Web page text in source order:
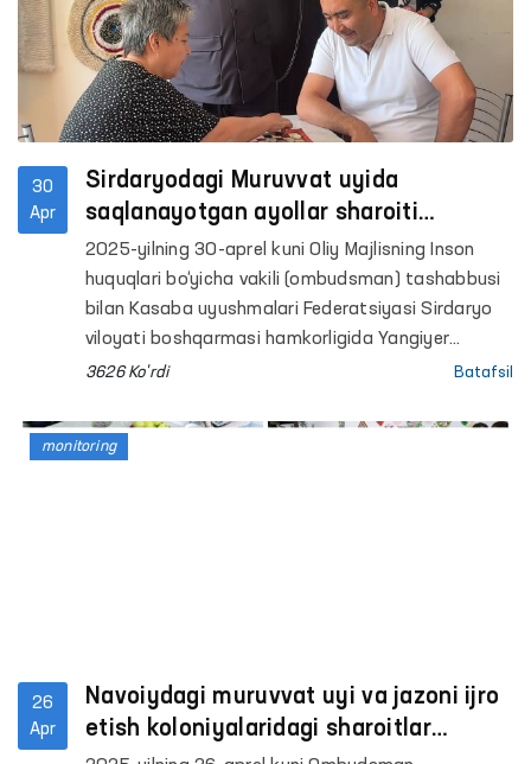
30
Apr
Sirdaryodagi Muruvvat uyida
saqlanayotgan ayollar sharoiti
o‘rganildi
2025-yilning 30-aprel kuni Oliy Majlisning Inson
huquqlari bo‘yicha vakili (ombudsman) tashabbusi
bilan Kasaba uyushmalari Federatsiyasi Sirdaryo
viloyati boshqarmasi hamkorligida Yangiyer
shahridagi “Muruvvat” nogironligi bo‘lgan ayollar
oshirildi. Ushbu tashrifdan ko‘zlangan asosiy
maqsad ushbu muassasada yashayotgan
3626 Ko'rdi Batafsil
26
Apr
Navoiydagi muruvvat uyi va jazoni ijro
etish koloniyalaridagi sharoitlar
monitoring